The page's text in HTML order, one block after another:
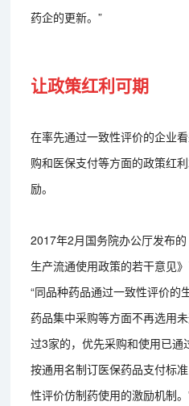
药企的更新。”
让政策红利可期
在率先通过一致性评价的企业
购和医保支付等方面的政策红
励。
2017年2月国务院办公厅发布
生产流通使用政策的若干意见
“同品种药品通过一致性评价的
药品集中采购等方面不再选用
过3家的，优先采购和使用已
按通用名制订医保药品支付标
性评价仿制药使用的激励机制。